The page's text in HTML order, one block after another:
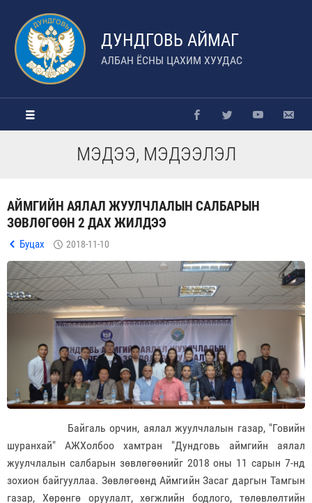
ДУНДГОВЬ АЙМАГ
АЛБАН ЁСНЫ ЦАХИМ ХУУДАС
МЭДЭЭ, МЭДЭЭЛЭЛ
АЙМГИЙН АЯЛАЛ ЖУУЛЧЛАЛЫН САЛБАРЫН
ЗӨВЛӨГӨӨН 2 ДАХ ЖИЛДЭЭ
Буцах 2018-11-10
Байгаль орчин, аялал жуулчлалын газар, "Говийн
шуранхай" АЖХолбоо хамтран "Дундговь аймгийн аялал
жуулчлалын салбарын зөвлөгөөнийг 2018 оны 11 сарын 7-нд
зохион байгууллаа. Зөвлөгөөнд Аймгийн Засаг даргын Тамгын
газар, Хөрөнгө оруулалт, хөгжлийн бодлого, төлөвлөлтийн